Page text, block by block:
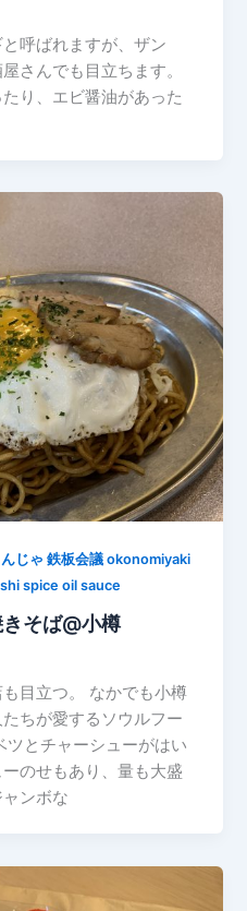
呼ばれますが、ザン
さんでも目立ちます。
り、エビ醤油があった
じゃ 鉄板会議 okonomiyaki
spice oil sauce
そば@小樽
目立つ。 なかでも小樽
ちが愛するソウルフー
ツとチャーシューがはい
のせもあり、量も大盛
ンボな